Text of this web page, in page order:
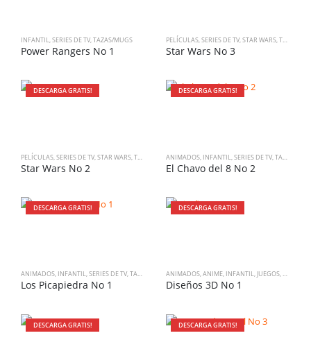
INFANTIL,SERIES DE TV,TAZAS/MUGS
Power Rangers No 1
PELÍCULAS,SERIES DE TV,STAR WARS,TAZAS/MUGS
Star Wars No 3
DESCARGA GRATIS!
PELÍCULAS SERIES DE TV STAR WARS TAZAS/MUGS
Star Wars No 2
DESCARGA GRATIS!
ANIMADOS INFANTIL SERIES DE TV TAZAS/MUGS
El Chavo del 8 No 2
DESCARGA GRATIS!
ANIMADOS, INFANTIL,SERIES DE TV,TAZAS/MUGS
Los Picapiedra No 1
DESCARGA GRATIS!
ANIMADOS,ANIME, INFANTIL, JUEGOS,
Diseños 3D No 1
DESCARGA GRATIS! DESCARGA GRATIS!